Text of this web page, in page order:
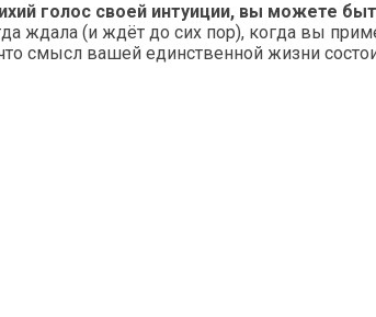
голос своей интуиции, вы можете
ждала (и ждёт до сих пор), когда вы
смысл вашей единственной жизни